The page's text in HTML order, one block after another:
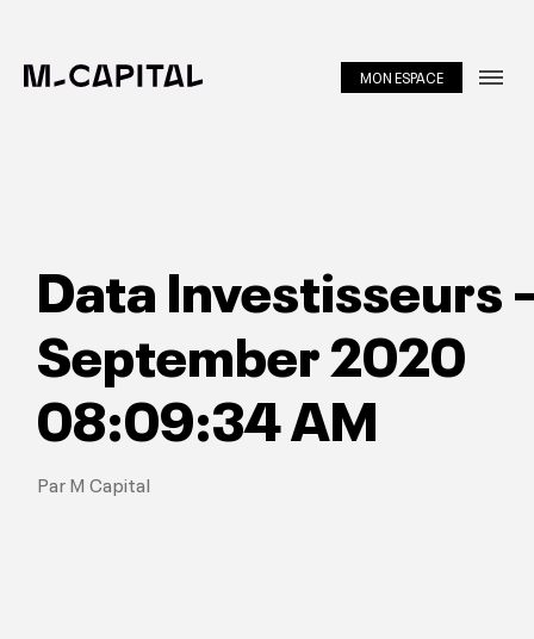
Investir
Portfolio
Insights
MON ESPACE
Data
September 2020
08:09:34 AM
Par M Capital